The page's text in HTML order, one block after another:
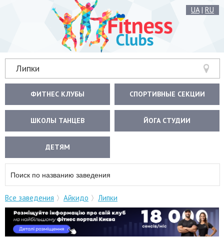
UA| RU
Липки
ФИТНЕС КЛУБЫ СПОРТИВНЫЕ СЕКЦИИ
ШКОЛЫ ТАНЦЕВ ЙОГА СТУДИИ
ДЕТЯМ
Все заведения Айкидо Липки